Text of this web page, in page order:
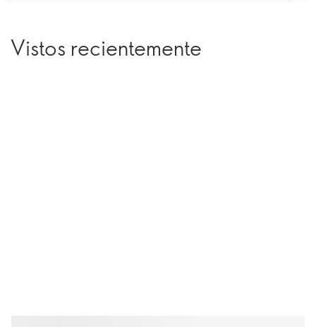
Vistos recientemente